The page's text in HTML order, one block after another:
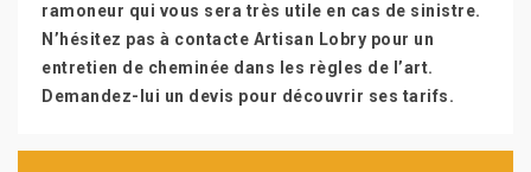
ramoneur qui vous sera très utile en cas de sinistre.
N’hésitez pas à contacte Artisan Lobry pour un
entretien de cheminée dans les règles de l’art.
Demandez-lui un devis pour découvrir ses tarifs.